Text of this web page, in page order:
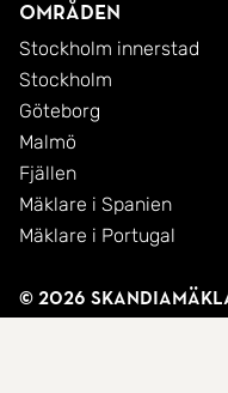
Områden
Stockholm innerstad
Stockholm
Göteborg
Malmö
Fjällen
Mäklare i Spanien
Mäklare i Portugal
© 2026